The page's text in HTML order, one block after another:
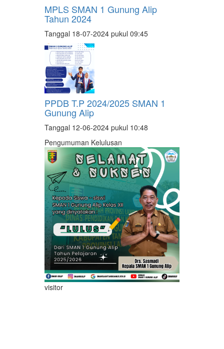
MPLS SMAN 1 Gunung Alip
Tahun 2024
Tanggal 18-07-2024 pukul 09:45
PPDB T.P 2024/2025 SMAN 1
Gunung Alip
Tanggal 12-06-2024 pukul 10:48
Pengumuman Kelulusan
visitor